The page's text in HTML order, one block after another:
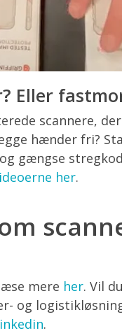
Eller
scannere,
hænder fri?
og gængse
her.
mere her. Vil
og
.